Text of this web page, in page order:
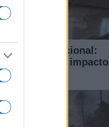
Penal Internacional:
funciona y su impacto